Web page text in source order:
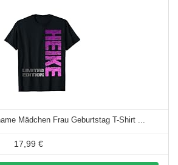
Mädchen Frau Geburtstag T-Shirt ...
17,99 €